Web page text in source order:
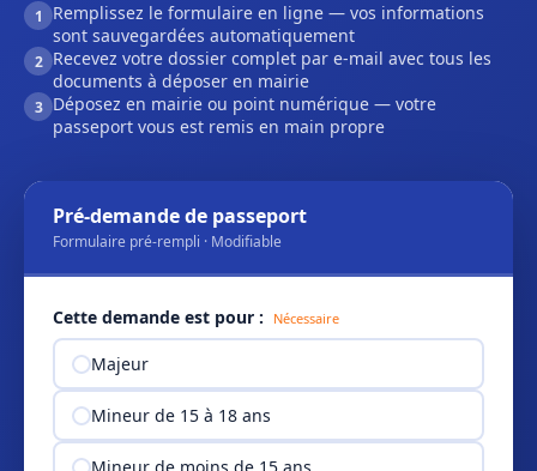
1
Remplissez le formulaire en ligne — vos informations
sont sauvegardées automatiquement
2 Recevez votre dossier complet par e-mail avec tous les
documents à déposer en mairie
3 Déposez en mairie ou point numérique — votre
passeport vous est remis en main propre
Pré-demande de passeport
Formulaire pré-rempli · Modifiable
Cette demande est pour : Nécessaire
Majeur
Mineur de 15 à 18 ans